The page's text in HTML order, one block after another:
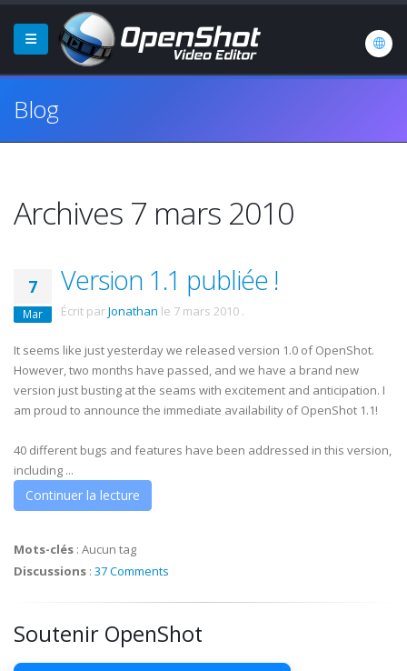
Blog
Archives 7 mars 2010
7
Mar
Version 1.1 publiée !
Écrit parJonathan le 7 mars 2010 .
It seems like just yesterday we released version 1.0 of OpenShot.
However, two months have passed, and we have a brand new
version just busting at the seams with excitement and anticipation. I
am proud to announce the immediate availability of OpenShot 1.1!
40 different bugs and features have been addressed in this version,
including ...
Continuer la lecture
Mots-clés : Aucun tag
Discussions : 37 Comments
Soutenir OpenShot